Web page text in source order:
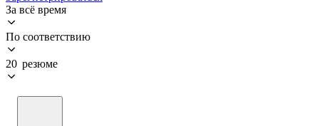
За всё время
По соответствию
20 резюме